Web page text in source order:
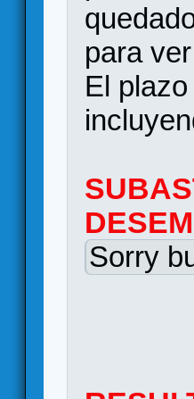
para
El
Sorry